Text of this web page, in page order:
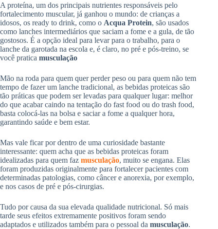
A proteína, um dos principais nutrientes responsáveis pelo
fortalecimento muscular, já ganhou o mundo: de crianças a
idosos, os ready to drink, como o Acqua Protein, são usados
como lanches intermediários que saciam a fome e a gula, de tão
gostosos. É a opção ideal para levar para o trabalho, para o
lanche da garotada na escola e, é claro, no pré e pós-treino, se
você pratica musculação
Mão na roda para quem quer perder peso ou para quem não tem
tempo de fazer um lanche tradicional, as bebidas proteicas são
tão práticas que podem ser levadas para qualquer lugar: melhor
do que acabar caindo na tentação do fast food ou do trash food,
basta colocá-las na bolsa e saciar a fome a qualquer hora,
garantindo saúde e bem estar.
Mas vale ficar por dentro de uma curiosidade bastante
interessante: quem acha que as bebidas proteicas foram
idealizadas para quem faz musculação, muito se engana. Elas
foram produzidas originalmente para fortalecer pacientes com
determinadas patologias, como câncer e anorexia, por exemplo,
e nos casos de pré e pós-cirurgias.
Tudo por causa da sua elevada qualidade nutricional. Só mais
tarde seus efeitos extremamente positivos foram sendo
adaptados e utilizados também para o pessoal da musculação.